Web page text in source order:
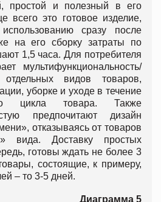
простой и полезный в его
всего это готовое изделие,
сразу после
на его сборку затраты по
1,5 часа. Для потребителя
мультифункциональность/
отдельных видов товаров,
уборке и уходе в течение
цикла товара. Также
предпочитают дизайн
отказываясь от товаров
вида. Доставку простых
готовы ждать не более 3
состоящие, к примеру,
– то 3-5 дней.
Диаграмма 5